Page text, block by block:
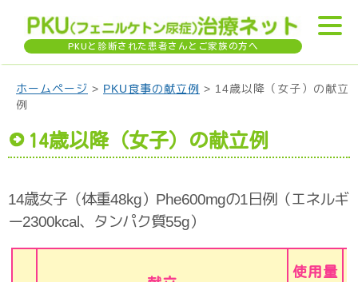
PKU と診断された患者さんとご家族の方へ
ホームページ > PKU食事の献立例 > 14歳以降（女子）の献立
例
14歳以降（女子）の献立例
14歳女子（体重48kg）Phe600mgの1日例（エネルギ
ー2300kcal、タンパク質55g）
使用量